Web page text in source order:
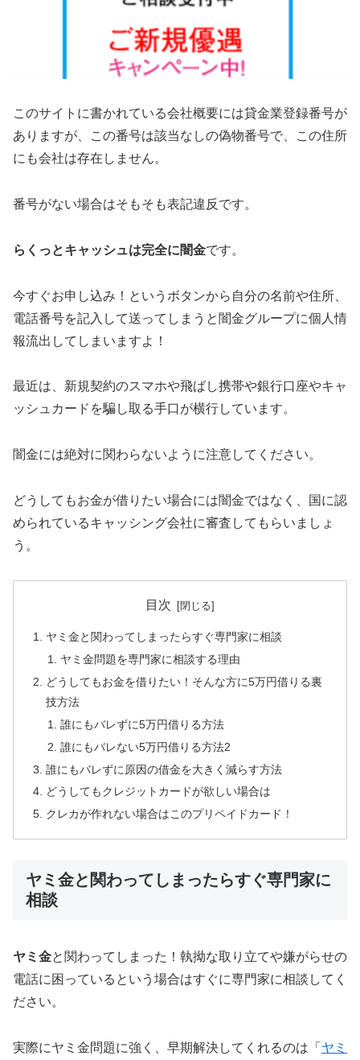
このサイトに書かれている会社概要には貸金業登録番号が
ありますが、この番号は該当なしの偽物番号で、この住所
にも会社は存在しません。
番号がない場合はそもそも表記違反です。
らくっとキャッシュは完全に闇金です。
今すぐお申し込み！というボタンから自分の名前や住所、
電話番号を記入して送ってしまうと闇金グループに個人情
報流出してしまいますよ！
最近は、新規契約のスマホや飛ばし携帯や銀行口座やキャ
ッシュカードを騙し取る手口が横行しています。
闇金には絶対に関わらないように注意してください。
どうしてもお金が借りたい場合には闇金ではなく、国に認
められているキャッシング会社に審査してもらいましょ
う。
目次
ヤミ金と関わってしまったらすぐ専門家に相談
ヤミ金問題を専門家に相談する理由
どうしてもお金を借りたい！そんな方に5万円借りる裏
技方法
誰にもバレずに5万円借りる方法
誰にもバレない5万円借りる方法2
誰にもバレずに原因の借金を大きく減らす方法
どうしてもクレジットカードが欲しい場合は
クレカが作れない場合はこのプリペイドカード！
ヤミ金と関わってしまったらすぐ専門家に
相談
ヤミ金と関わってしまった！執拗な取り立てや嫌がらせの
電話に困っているという場合はすぐに専門家に相談してく
ださい。
実際にヤミ金問題に強く、早期解決してくれるのは「 ヤミ